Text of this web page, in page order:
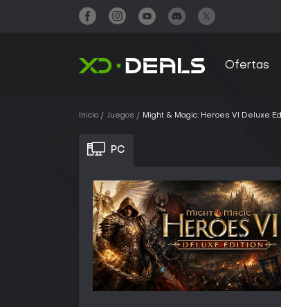
Ofertas
Inicio Juegos Might & Magic: Heroes VI Deluxe
PC